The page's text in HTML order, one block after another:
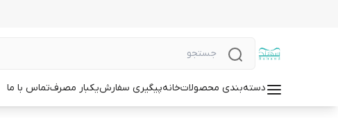
دسته‌بندی محصولاتخانهپیگیری سفارشیکبار مصرفتماس با ما